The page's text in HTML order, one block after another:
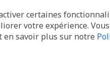
certaines
votre expérience.
en savoir plus sur notre